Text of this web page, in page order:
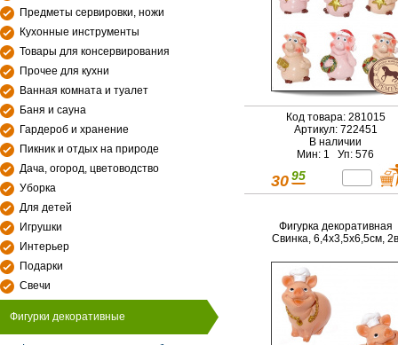
Предметы сервировки, ножи
Кухонные инструменты
Товары для консервирования
Прочее для кухни
Ванная комната и туалет
Баня и сауна
Гардероб и хранение
Пикник и отдых на природе
Дача, огород, цветоводство
Уборка
Для детей
Игрушки
Интерьер
Подарки
Свечи
Фигурки декоративные
Код товара: 281015
Артикул: 722451
В наличии
Мин: 1 Уп: 576
30 95
Фигурка декоративная
Свинка, 6,4х3,5х6,5см, 2в